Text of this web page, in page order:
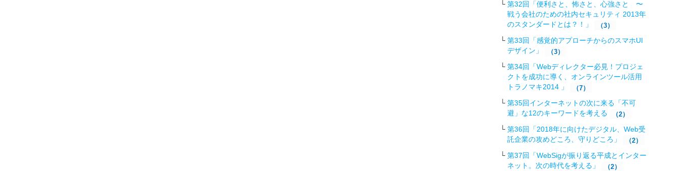
第32回「便利さと、怖さと、心強さと 〜
戦う会社のための社内セキュリティ 2013年
のスタンダードとは？！」
（3）
第33回「感覚的アプローチからのスマホUI
デザイン」
（3）
第34回「Webディレクター必見！プロジェ
クトを成功に導く、オンラインツール活用
トラノマキ2014 」
（7）
第35回インターネットの次に来る「不可
避」な12のキーワードを考える
（2）
第36回「2018年に向けたデジタル、Web受
託企業の攻めどころ、守りどころ」
（2）
第37回「WebSigが振り返る平成とインター
ネット。次の時代を考える」
（2）